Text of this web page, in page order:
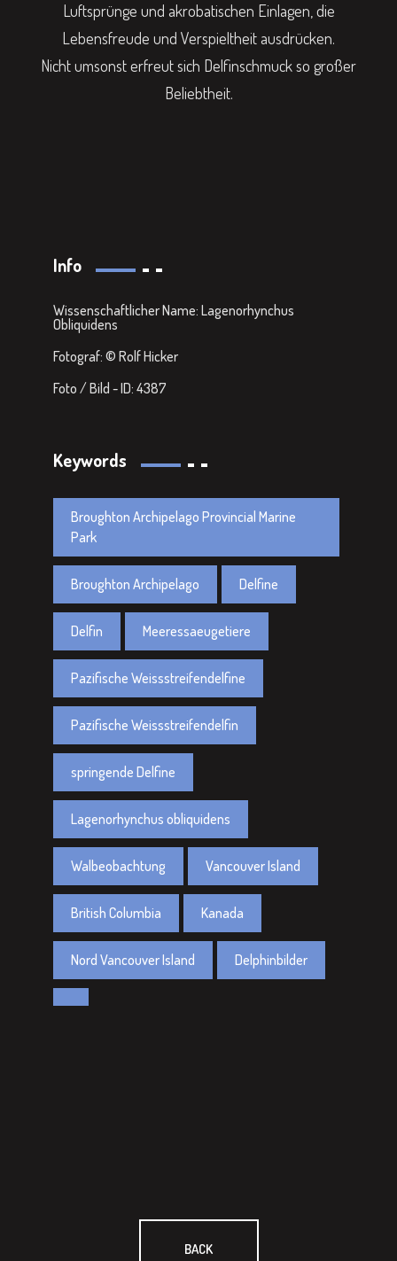
Luftsprünge und akrobatischen Einlagen, die
Lebensfreude und Verspieltheit ausdrücken.
Nicht umsonst erfreut sich Delfinschmuck so großer
Beliebtheit.
Info
Wissenschaftlicher Name: Lagenorhynchus
Obliquidens
Fotograf: © Rolf Hicker
Foto / Bild - ID: 4387
Keywords
Broughton Archipelago Provincial Marine
Park
Broughton Archipelago Delfine
Delfin Meeressaeugetiere
Pazifische Weissstreifendelfine
Pazifische Weissstreifendelfin
springende Delfine
Lagenorhynchus obliquidens
Walbeobachtung Vancouver Island
British Columbia Kanada
Nord Vancouver Island Delphinbilder
BACK